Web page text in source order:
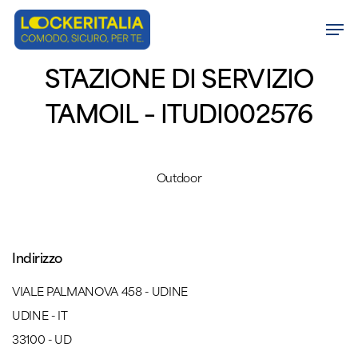
Skip
contentSTAZIONE DI SERVIZIO
TAMOIL – ITUDI002576
Outdoor
Indirizzo
VIALE PALMANOVA 458 - UDINE
UDINE - IT
33100 - UD